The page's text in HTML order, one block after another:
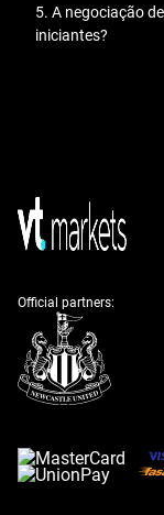
5. A negociação
iniciantes?
Official partners: